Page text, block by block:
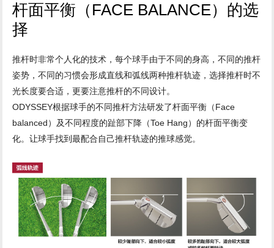
杆面平衡（FACE BALANCE）的选
择
推杆时非常个人化的技术，每个球手由于不同的身高，不同的推杆
姿势，不同的习惯会形成直线和弧线两种推杆轨迹，选择推杆时不
光长度要合适，更要注意推杆的不同设计。
ODYSSEY根据球手的不同推杆方法研发了杆面平衡（Face
balanced）及不同程度的趾部下降（Toe Hang）的杆面平衡变
化。让球手找到最配合自己推杆轨迹的推球感觉。